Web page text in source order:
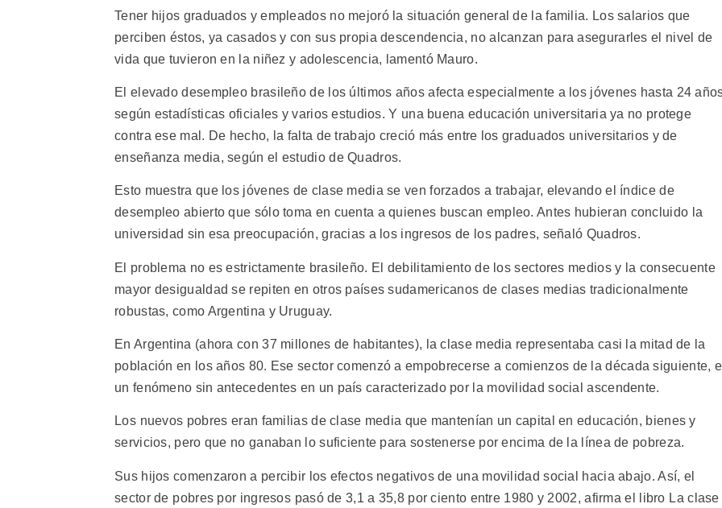
Tener hijos graduados y empleados no mejoró la situación general de la familia. Los salarios que
perciben éstos, ya casados y con sus propia descendencia, no alcanzan para asegurarles el nivel de
vida que tuvieron en la niñez y adolescencia, lamentó Mauro.
El elevado desempleo brasileño de los últimos años afecta especialmente a los jóvenes hasta 24
según estadísticas oficiales y varios estudios. Y una buena educación universitaria ya no protege
contra ese mal. De hecho, la falta de trabajo creció más entre los graduados universitarios y de
enseñanza media, según el estudio de Quadros.
Esto muestra que los jóvenes de clase media se ven forzados a trabajar, elevando el índice de
desempleo abierto que sólo toma en cuenta a quienes buscan empleo. Antes hubieran concluido la
universidad sin esa preocupación, gracias a los ingresos de los padres, señaló Quadros.
El problema no es estrictamente brasileño. El debilitamiento de los sectores medios y la consecuente
mayor desigualdad se repiten en otros países sudamericanos de clases medias tradicionalmente
robustas, como Argentina y Uruguay.
En Argentina (ahora con 37 millones de habitantes), la clase media representaba casi la mitad de la
población en los años 80. Ese sector comenzó a empobrecerse a comienzos de la década siguiente,
un fenómeno sin antecedentes en un país caracterizado por la movilidad social ascendente.
Los nuevos pobres eran familias de clase media que mantenían un capital en educación, bienes y
servicios, pero que no ganaban lo suficiente para sostenerse por encima de la línea de pobreza.
Sus hijos comenzaron a percibir los efectos negativos de una movilidad social hacia abajo. Así, el
sector de pobres por ingresos pasó de 3,1 a 35,8 por ciento entre 1980 y 2002, afirma el libro La clase